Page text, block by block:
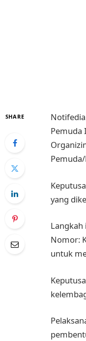
SHARE
Pemuda
yang
Langkah
Nomor:
untuk